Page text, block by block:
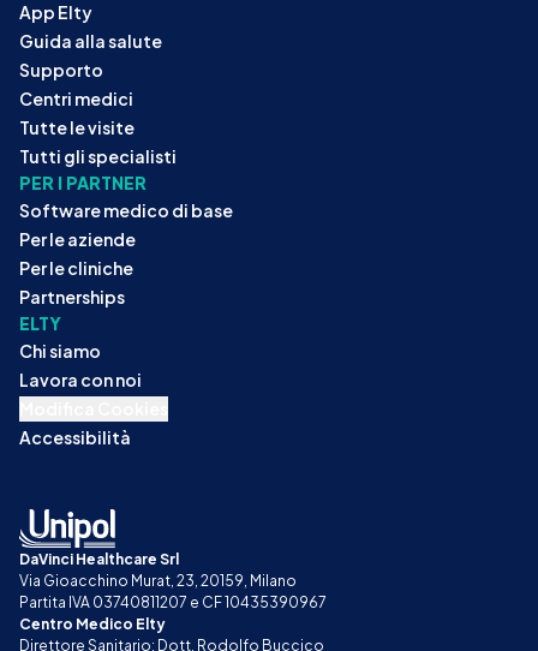
App Elty
Guida alla salute
Supporto
Centri medici
Tutte le visite
Tutti gli specialisti
PER I PARTNER
Software medico di base
Per le aziende
Per le cliniche
Partnerships
ELTY
Chi siamo
Lavora con noi
Accessibilità
DaVinci Healthcare Srl
Via Gioacchino Murat, 23, 20159, Milano
Partita IVA 03740811207 e CF 10435390967
Centro Medico Elty
Direttore Sanitario: Dott. Rodolfo Buccico